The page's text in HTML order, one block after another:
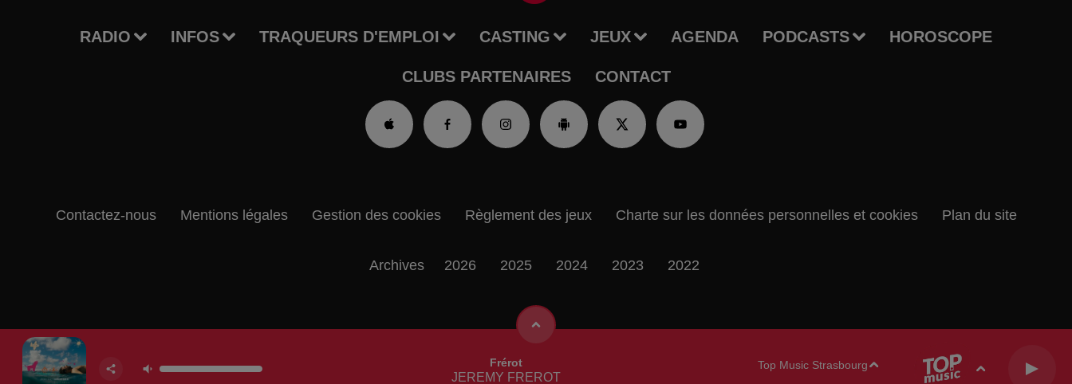
RADIO INFOS TRAQUEURS D'EMPLOI CASTING JEUX AGENDA PODCASTS HOROSCOPE
CLUBS PARTENAIRES CONTACT
Frérot
JEREMY FREROT
Top Music Strasbourg
Contactez-nous Mentions légales Gestion des cookies Règlement des jeux Charte sur les données personnelles et cookies Plan du site
Archives 2026 2025 2024 2023 2022